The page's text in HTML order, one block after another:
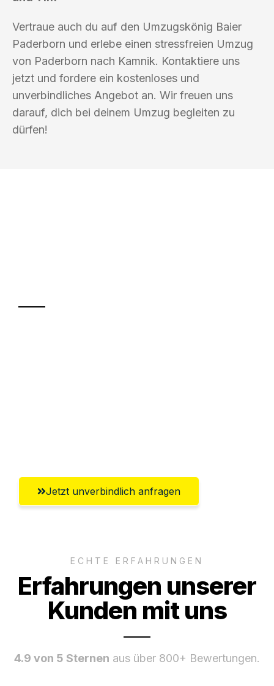
Vertraue auch du auf den Umzugskönig Baier
Paderborn und erlebe einen stressfreien Umzug
von Paderborn nach Kamnik. Kontaktiere uns
jetzt und fordere ein kostenloses und
unverbindliches Angebot an. Wir freuen uns
darauf, dich bei deinem Umzug begleiten zu
dürfen!
Jetzt unverbindlich anfragen
ECHTE ERFAHRUNGEN
Erfahrungen unserer
Kunden mit uns
4.9 von 5 Sternen aus über 800+ Bewertungen.